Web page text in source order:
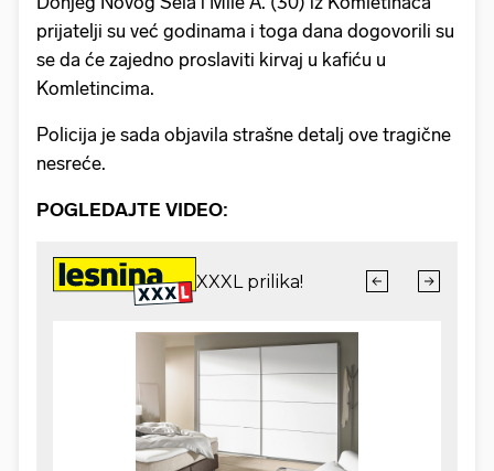
prijatelji su već godinama i toga dana dogovorili su
se da će zajedno proslaviti kirvaj u kafiću u
Komletincima.
Policija je sada objavila strašne detalj ove tragične
nesreće.
POGLEDAJTE VIDEO: